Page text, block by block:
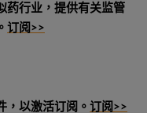
药行业，提供有关监管
订阅>>
，以激活订阅。 订阅>>